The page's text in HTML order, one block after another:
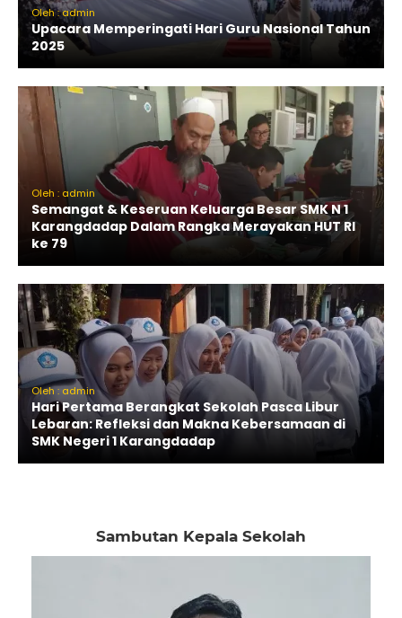
Oleh : admin
Upacara Memperingati Hari Guru Nasional Tahun
2025
Oleh : admin
Semangat & Keseruan Keluarga Besar SMK N 1
Karangdadap Dalam Rangka Merayakan HUT RI
ke 79
Oleh : admin
Hari Pertama Berangkat Sekolah Pasca Libur
Lebaran: Refleksi dan Makna Kebersamaan di
SMK Negeri 1 Karangdadap
Sambutan Kepala Sekolah